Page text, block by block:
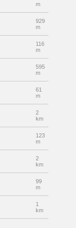
m
929
m
116
m
595
m
61
m
2
km
123
m
2
km
99
m
1
km